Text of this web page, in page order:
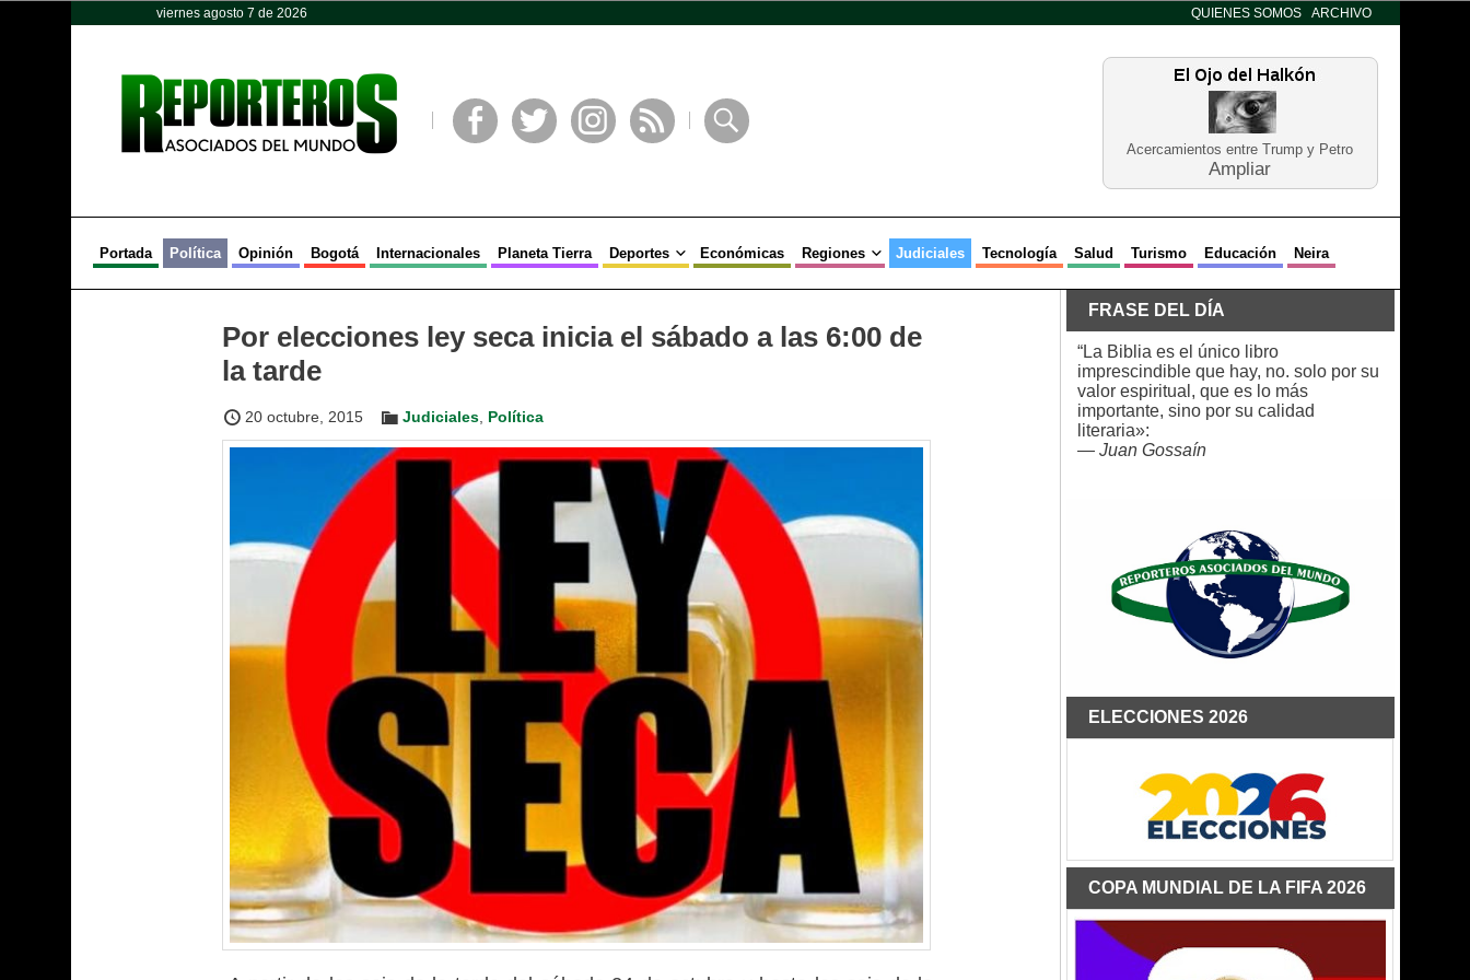
viernes agosto 7 de 2026 QUIENES SOMOS ARCHIVO
Acercamientos entre Trump y Petro
Ampliar
Portada Política Opinión Bogotá Internacionales Planeta Tierra Deportes Económicas Regiones Judiciales Tecnología Salud Turismo Educación Neira
Por elecciones ley seca inicia el sábado a las 6:00 de
la tarde
20 octubre, 2015 Judiciales Política
FRASE DEL DÍA
“La Biblia es el único libro
imprescindible que hay, no. solo por su
valor espiritual, que es lo más
importante, sino por su calidad
literaria»:
— Juan Gossaín
ELECCIONES 2026
COPA MUNDIAL DE LA FIFA 2026
Opinión Política